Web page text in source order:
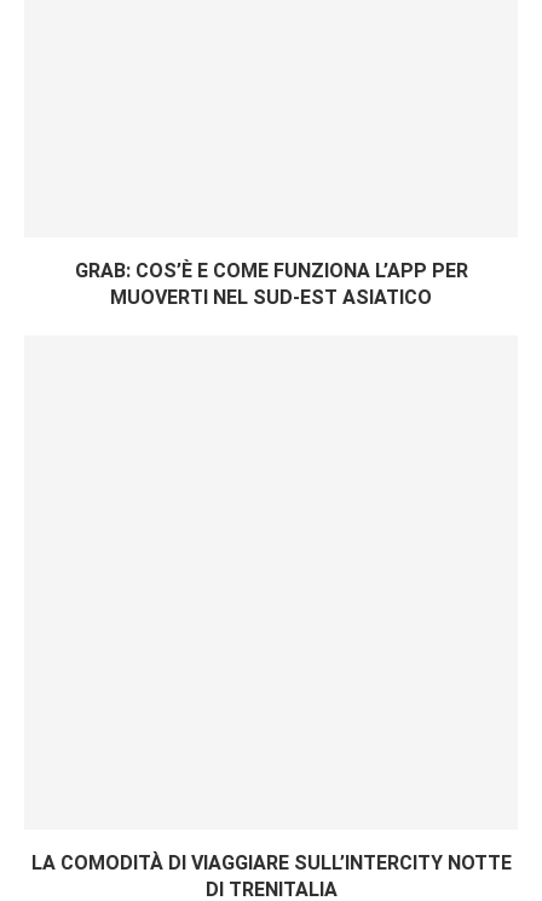
GRAB: COS’È E COME FUNZIONA L’APP PER
MUOVERTI NEL SUD-EST ASIATICO
LA COMODITÀ DI VIAGGIARE SULL’INTERCITY NOTTE
DI TRENITALIA